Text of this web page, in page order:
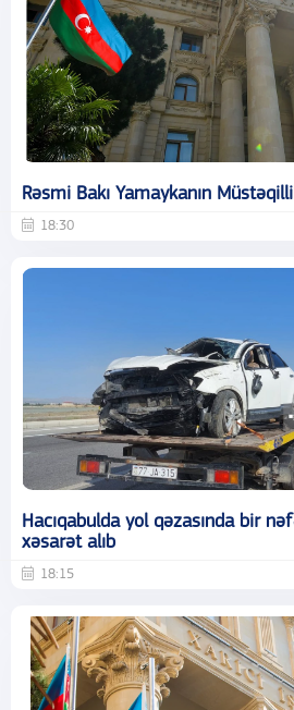
Rəsmi Bakı Yamaykanın
18:30
Hacıqabulda yol qəzasında bir
xəsarət alıb
18:15